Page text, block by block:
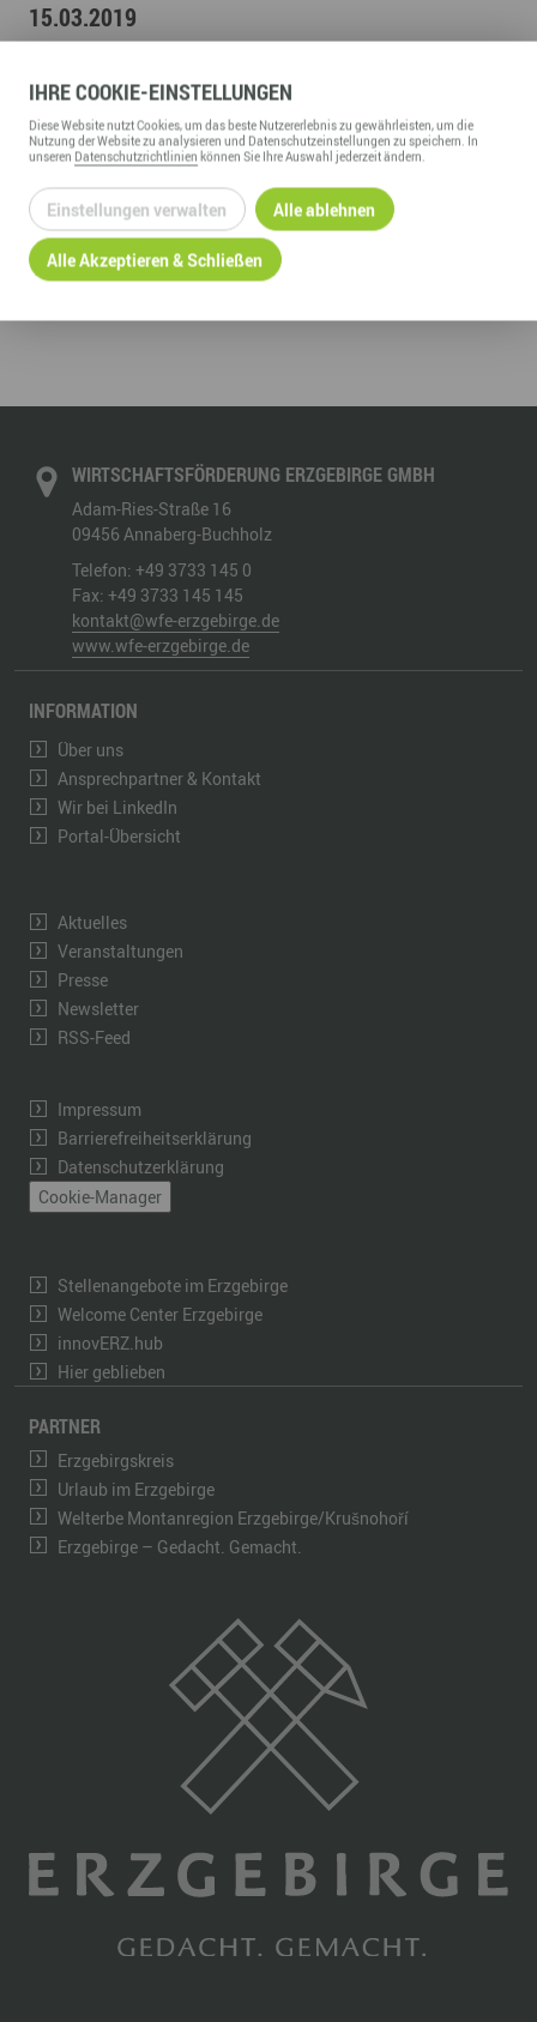
15.03.2019
LINKS
https://ec.europa.eu/germany/news/brexit20190313_de
WIRTSCHAFTSFÖRDERUNG ERZGEBIRGE GMBH
Adam-Ries-Straße 16
09456 Annaberg-Buchholz
Telefon: +49 3733 145 0
Fax: +49 3733 145 145
kontakt@wfe-erzgebirge.de
www.wfe-erzgebirge.de
INFORMATION
Über uns
Ansprechpartner & Kontakt
Wir bei LinkedIn
Portal-Übersicht
Aktuelles
Veranstaltungen
Presse
Newsletter
RSS-Feed
Impressum
Barrierefreiheitserklärung
Datenschutzerklärung
Cookie-Manager
Stellenangebote im Erzgebirge
Welcome Center Erzgebirge
innovERZ.hub
Hier geblieben
PARTNER
Erzgebirgskreis
Urlaub im Erzgebirge
Welterbe Montanregion Erzgebirge/Krušnohoří
Erzgebirge – Gedacht. Gemacht.
IHRECOOKIE-EINSTELLUNGEN
DieseWebsitenutzt Cookies, um das beste Nutzererlebnis zu gewährleisten, um die
Nutzung derWebsitezu analysieren und Datenschutzeinstellungen zu speichern. In
unseren Datenschutzrichtlinien können Sie Ihre Auswahl jederzeit ändern.
Einstellungen verwalten Alle ablehnen
Alle Akzeptieren & Schließen